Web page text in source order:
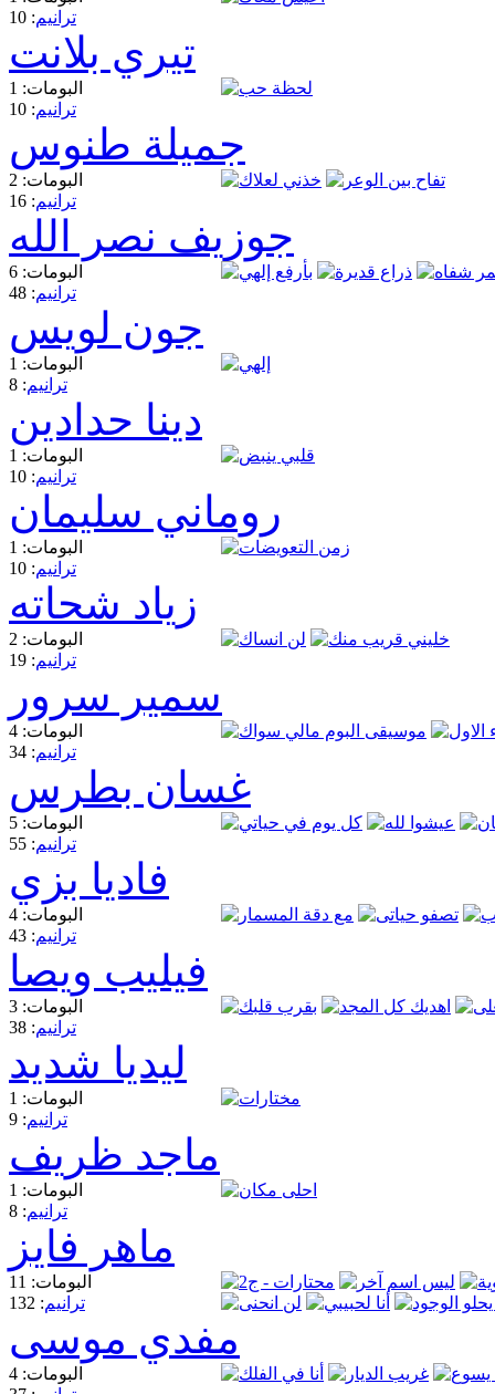
ترانيم: 10
تيري بلانت
البومات: 1
ترانيم: 10
جميلة طنوس
البومات: 2
ترانيم: 16
جوزيف نصر الله
البومات: 6
ترانيم: 48
جون لويس
البومات: 1
ترانيم: 8
دينا حدادين
البومات: 1
ترانيم: 10
روماني سليمان
البومات: 1
ترانيم: 10
زياد شحاته
البومات: 2
ترانيم: 19
سمير سرور
البومات: 4
ترانيم: 34
غسان بطرس
البومات: 5
ترانيم: 55
فاديا بزي
البومات: 4
ترانيم: 43
فيليب ويصا
البومات: 3
ترانيم: 38
ليديا شديد
البومات: 1
ترانيم: 9
ماجد ظريف
البومات: 1
ترانيم: 8
ماهر فايز
البومات: 11
ترانيم: 132
مفدي موسى
البومات: 4